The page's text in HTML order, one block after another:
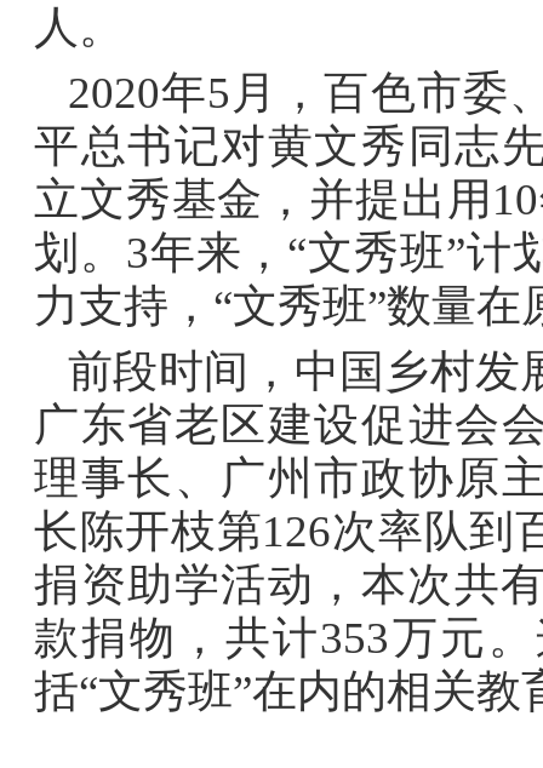
人。
2020年5月，百色市委
平总书记对黄文秀同志
立文秀基金，并提出用
划。3年来，“文秀班”计
力支持，“文秀班”数量
前段时间，中国乡村发
广东省老区建设促进会
理事长、广州市政协原
长陈开枝第126次率队到
捐资助学活动，本次共
款捐物，共计353万元
括“文秀班”在内的相关